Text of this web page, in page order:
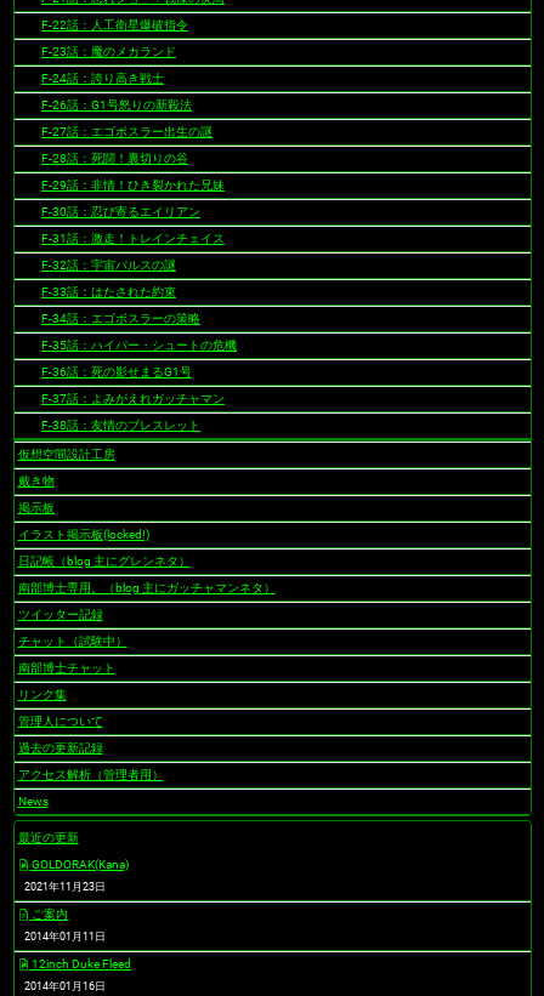
F-22話：人工衛星爆破指令
F-23話：魔のメカランド
F-24話：誇り高き戦士
F-26話：G1号怒りの新殺法
F-27話：エゴボスラー出生の謎
F-28話：死闘！裏切りの谷
F-29話：非情！ひき裂かれた兄妹
F-30話：忍び寄るエイリアン
F-31話：激走！トレインチェイス
F-32話：宇宙パルスの謎
F-33話：はたされた約束
F-34話：エゴボスラーの策略
F-35話：ハイパー・シュートの危機
F-36話：死の影せまるG1号
F-37話：よみがえれガッチャマン
F-38話：友情のブレスレット
仮想空間設計工房
戴き物
掲示板
イラスト掲示板(locked!)
日記帳（blog 主にグレンネタ）
南部博士専用。（blog 主にガッチャマンネタ）
ツイッター記録
チャット（試験中）
南部博士チャット
リンク集
管理人について
過去の更新記録
アクセス解析（管理者用）
News
最近の更新
GOLDORAK(Kana)
2021年11月23日
ご案内
2014年01月11日
12inch Duke Fleed
2014年01月16日